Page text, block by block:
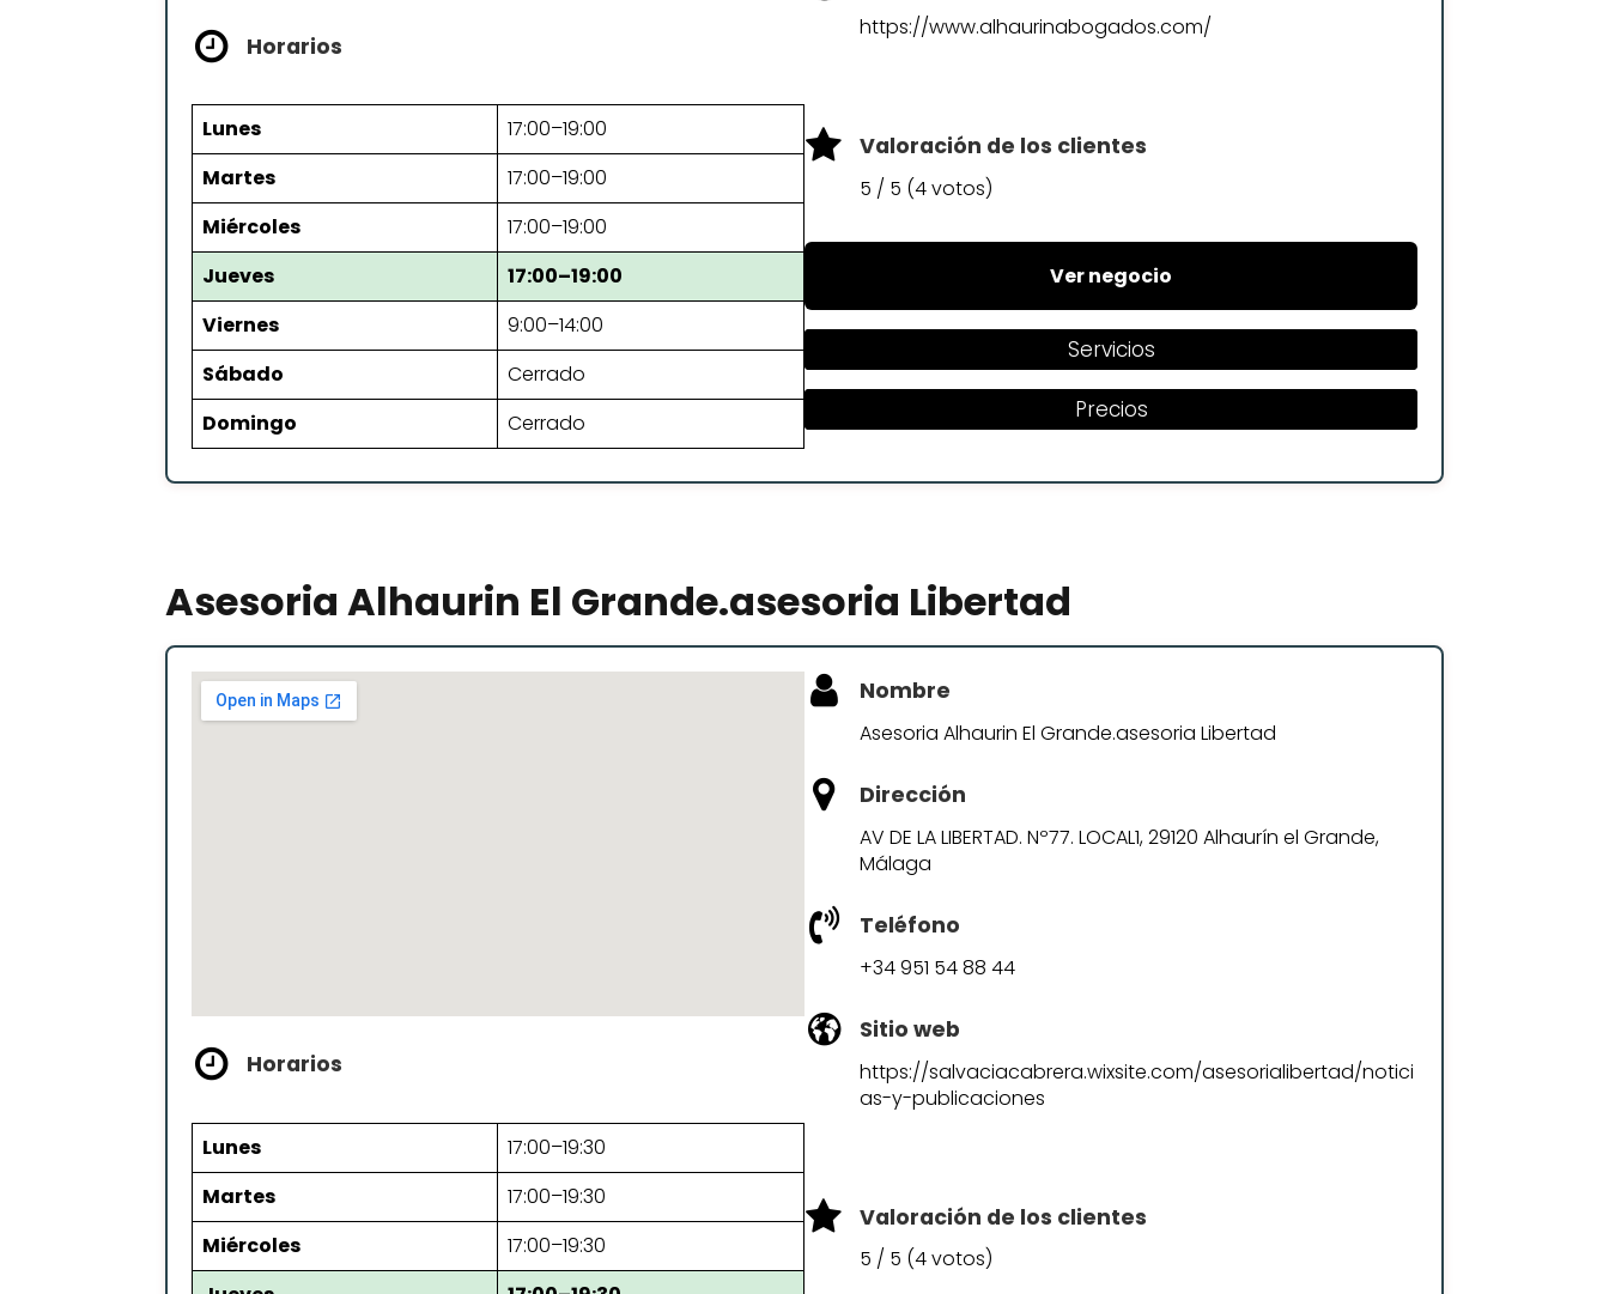
Horarios
Lunes
17:00–19:00
Martes
17:00–19:00
Miércoles
17:00–19:00
Jueves
17:00–19:00
Viernes
9:00–14:00
Sábado
Cerrado
Domingo
Cerrado
https://www.alhaurinabogados.com/
Valoración de los clientes
5 / 5 (4 votos)
Ver negocio
Servicios
Precios
Asesoria Alhaurin El Grande.asesoria Libertad
Horarios
Lunes
17:00–19:30
Martes
17:00–19:30
Miércoles
17:00–19:30
Nombre
Asesoria Alhaurin El Grande.asesoria Libertad
Dirección
AV DE LA LIBERTAD. Nº77. LOCAL1, 29120 Alhaurín el Grande,
Málaga
Teléfono
+34 951 54 88 44
Sitio web
https://salvaciacabrera.wixsite.com/asesorialibertad/notici
as-y-publicaciones
Valoración de los clientes
5 / 5 (4 votos)